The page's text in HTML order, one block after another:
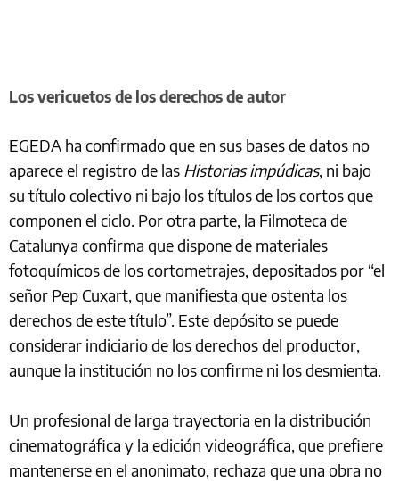
Los vericuetos de los derechos de autor
EGEDA ha confirmado que en sus bases de datos no
aparece el registro de las Historias impúdicas, ni bajo
su título colectivo ni bajo los títulos de los cortos que
componen el ciclo. Por otra parte, la Filmoteca de
Catalunya confirma que dispone de materiales
fotoquímicos de los cortometrajes, depositados por “el
señor Pep Cuxart, que manifiesta que ostenta los
derechos de este título”. Este depósito se puede
considerar indiciario de los derechos del productor,
aunque la institución no los confirme ni los desmienta.
Un profesional de larga trayectoria en la distribución
cinematográfica y la edición videográfica, que prefiere
mantenerse en el anonimato, rechaza que una obra no